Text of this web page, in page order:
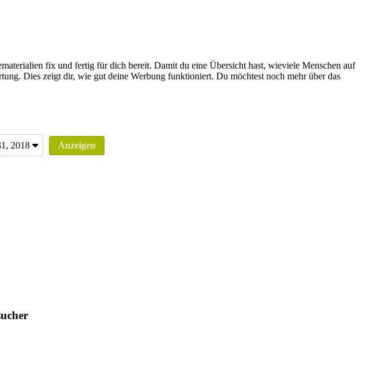
fix und fertig für dich bereit. Damit du eine Übersicht hast, wieviele Menschen auf
Dies zeigt dir, wie gut deine Werbung funktioniert. Du möchtest noch mehr über das
2018
Anzeigen